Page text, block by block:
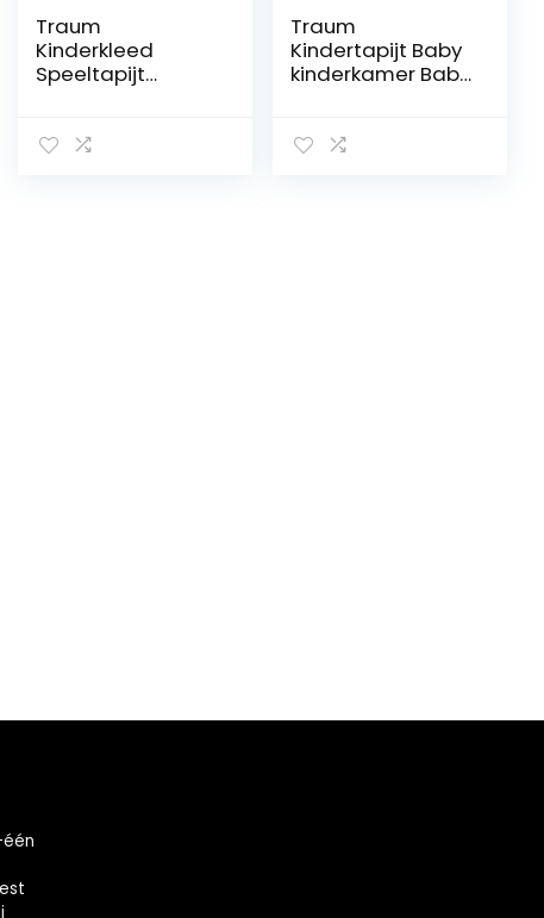
Traum
Kinderkleed
Speeltapijt
in Roze Wit Grijs
Traum
Kindertapijt Baby
kinderkamer Baby
grijs crème maat